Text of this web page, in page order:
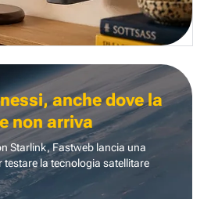
anche dove la
non arriva
Starlink, Fastweb lancia una
testare la tecnologia satellitare